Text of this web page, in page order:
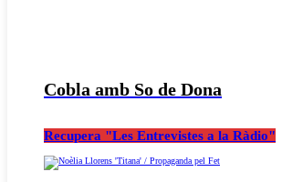
Cobla amb So de Dona
Recupera "Les Entrevistes a la Ràdio"